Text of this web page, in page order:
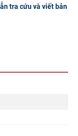
tra cứu và viết bản